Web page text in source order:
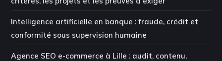
Intelligence artificielle en banque : fraude, crédit et
conformité sous supervision humaine
Agence SEO e-commerce à Lille : audit, contenu,